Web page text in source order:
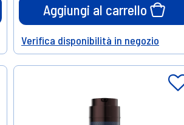
Aggiungi al carrello
Help
Verifica disponibilità in negozio